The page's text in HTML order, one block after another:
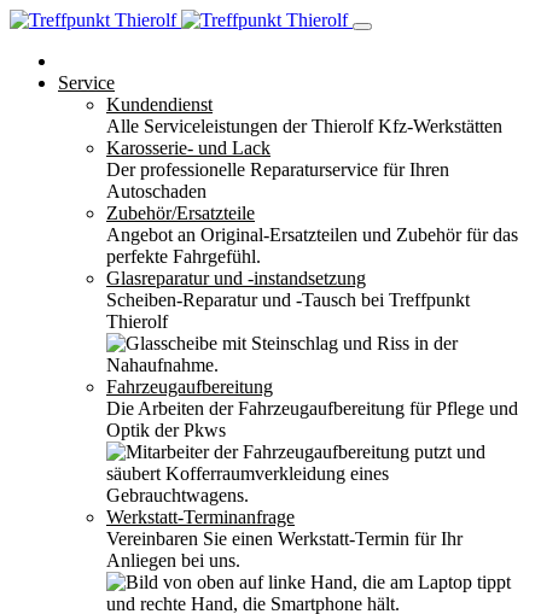
Service
Kundendienst
Alle Serviceleistungen der Thierolf Kfz-Werkstätten
Karosserie- und Lack
Der professionelle Reparaturservice für Ihren
Autoschaden
Zubehör/Ersatzteile
Angebot an Original-Ersatzteilen und Zubehör für das
perfekte Fahrgefühl.
Glasreparatur und -instandsetzung
Scheiben-Reparatur und -Tausch bei Treffpunkt
Thierolf
Fahrzeugaufbereitung
Die Arbeiten der Fahrzeugaufbereitung für Pflege und
Optik der Pkws
Werkstatt-Terminanfrage
Vereinbaren Sie einen Werkstatt-Termin für Ihr
Anliegen bei uns.